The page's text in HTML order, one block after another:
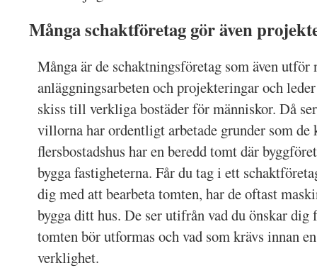
Många schaktföretag gör även
Många är de schaktningsföretag som även utför
anläggningsarbeten och projekteringar och
skiss till verkliga bostäder för människor. Då
villorna har ordentligt arbetade grunder som de
flersbostadshus har en beredd tomt där
bygga fastigheterna. Får du tag i ett
dig med att bearbeta tomten, har de oftast
bygga ditt hus. De ser utifrån vad du önskar dig
tomten bör utformas och vad som krävs innan
verklighet.